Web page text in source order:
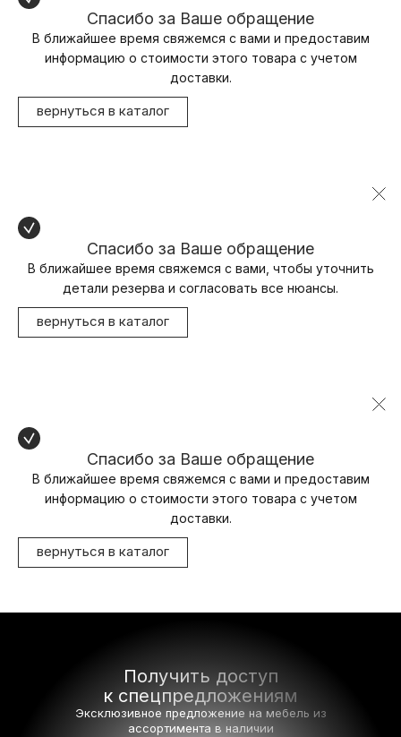
Спасибо за Ваше обращение
В ближайшее время свяжемся с вами и предоставим
информацию о стоимости этого товара с учетом
доставки.
вернуться в каталог
Спасибо за Ваше обращение
В ближайшее время свяжемся с вами, чтобы уточнить
детали резерва и согласовать все нюансы.
вернуться в каталог
Спасибо за Ваше обращение
В ближайшее время свяжемся с вами и предоставим
информацию о стоимости этого товара с учетом
доставки.
вернуться в каталог
Получить доступ
к спецпредложениям
Эксклюзивное предложение на мебель из
ассортимента в наличии